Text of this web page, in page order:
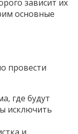
зависит их
основные
провести
где будут
исключить